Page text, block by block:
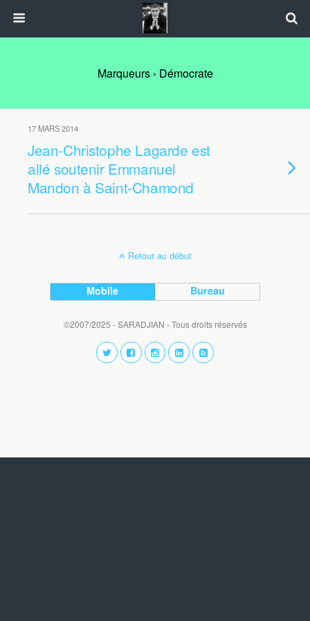
Marqueurs › Démocrate
17 MARS 2014
Jean-Christophe Lagarde est
allé soutenir Emmanuel
Mandon à Saint-Chamond
Retour au début
Mobile Bureau
©2007/2025 - SARADJIAN - Tous droits réservés